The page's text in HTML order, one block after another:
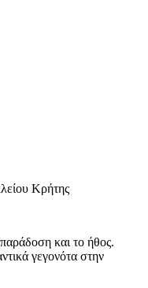
Κρήτης
και το ήθος.
γεγονότα στην